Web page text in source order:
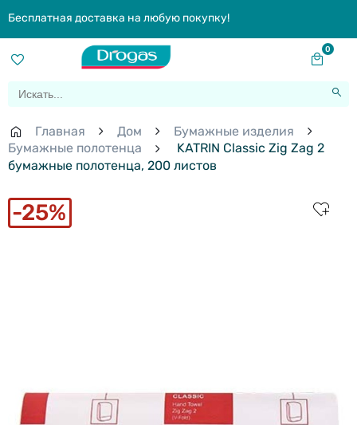
Бесплатная доставка на любую покупку!
0
Главная Дом
Бумажные изделия
Бумажные полотенца
KATRIN Classic Zig Zag 2
бумажные полотенца, 200 листов
25%